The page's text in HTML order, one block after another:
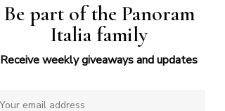
Be part of the Panoram
Italia family
Receive weekly giveaways and updates